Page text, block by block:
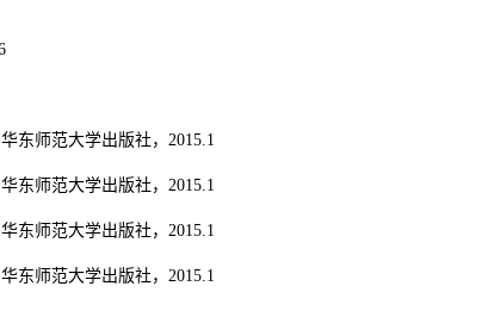
东师范大学出版社，2015.1
东师范大学出版社，2015.1
东师范大学出版社，2015.1
东师范大学出版社，2015.1